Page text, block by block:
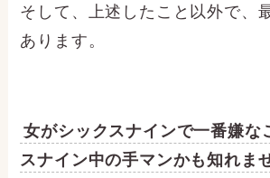
そして、上述したこと以外で、
あります。
女がシックスナインで一番嫌な
スナイン中の手マンかも知れま